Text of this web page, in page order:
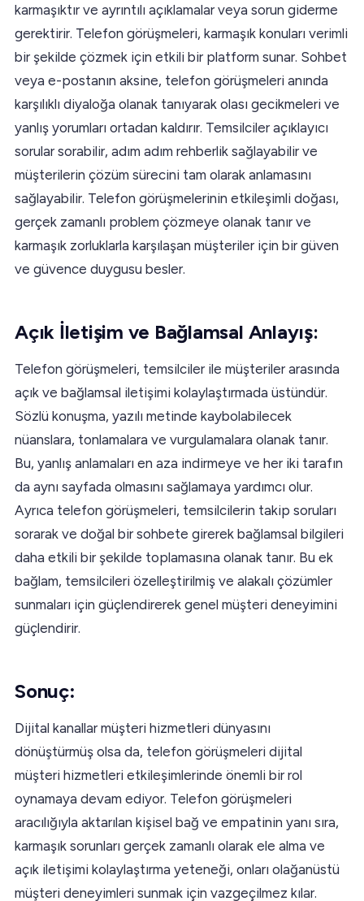
karmaşıktır ve ayrıntılı açıklamalar veya sorun giderme
gerektirir. Telefon görüşmeleri, karmaşık konuları verimli
bir şekilde çözmek için etkili bir platform sunar. Sohbet
veya e-postanın aksine, telefon görüşmeleri anında
karşılıklı diyaloğa olanak tanıyarak olası gecikmeleri ve
yanlış yorumları ortadan kaldırır. Temsilciler açıklayıcı
sorular sorabilir, adım adım rehberlik sağlayabilir ve
müşterilerin çözüm sürecini tam olarak anlamasını
sağlayabilir. Telefon görüşmelerinin etkileşimli doğası,
gerçek zamanlı problem çözmeye olanak tanır ve
karmaşık zorluklarla karşılaşan müşteriler için bir güven
ve güvence duygusu besler.
Açık İletişim ve Bağlamsal Anlayış:
Telefon görüşmeleri, temsilciler ile müşteriler arasında
açık ve bağlamsal iletişimi kolaylaştırmada üstündür.
Sözlü konuşma, yazılı metinde kaybolabilecek
nüanslara, tonlamalara ve vurgulamalara olanak tanır.
Bu, yanlış anlamaları en aza indirmeye ve her iki tarafın
da aynı sayfada olmasını sağlamaya yardımcı olur.
Ayrıca telefon görüşmeleri, temsilcilerin takip soruları
sorarak ve doğal bir sohbete girerek bağlamsal bilgileri
daha etkili bir şekilde toplamasına olanak tanır. Bu ek
bağlam, temsilcileri özelleştirilmiş ve alakalı çözümler
sunmaları için güçlendirerek genel müşteri deneyimini
güçlendirir.
Sonuç:
Dijital kanallar müşteri hizmetleri dünyasını
dönüştürmüş olsa da, telefon görüşmeleri dijital
müşteri hizmetleri etkileşimlerinde önemli bir rol
oynamaya devam ediyor. Telefon görüşmeleri
aracılığıyla aktarılan kişisel bağ ve empatinin yanı sıra,
karmaşık sorunları gerçek zamanlı olarak ele alma ve
açık iletişimi kolaylaştırma yeteneği, onları olağanüstü
müşteri deneyimleri sunmak için vazgeçilmez kılar.